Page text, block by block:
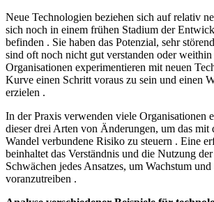
Neue Technologien beziehen sich auf relativ
sich noch in einem frühen Stadium der
befinden . Sie haben das Potenzial, sehr
sind oft noch nicht gut verstanden oder weithin
Organisationen experimentieren mit neuen
Kurve einen Schritt voraus zu sein und einen
erzielen .
In der Praxis verwenden viele Organisationen
dieser drei Arten von Änderungen, um das mit
Wandel verbundene Risiko zu steuern . Eine
beinhaltet das Verständnis und die Nutzung
Schwächen jedes Ansatzes, um Wachstum
voranzutreiben .